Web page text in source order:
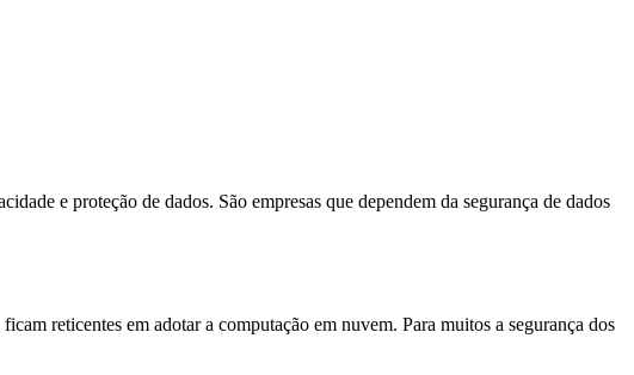
e proteção de dados. São empresas que dependem da segurança de dados
reticentes em adotar a computação em nuvem. Para muitos a segurança dos